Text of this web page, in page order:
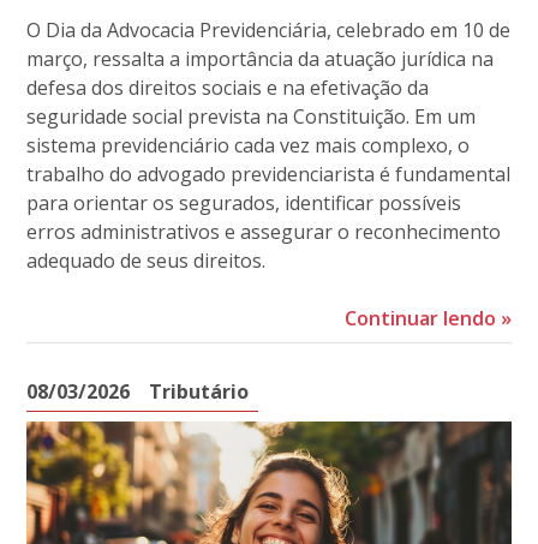
O Dia da Advocacia Previdenciária, celebrado em 10 de
março, ressalta a importância da atuação jurídica na
defesa dos direitos sociais e na efetivação da
seguridade social prevista na Constituição. Em um
sistema previdenciário cada vez mais complexo, o
trabalho do advogado previdenciarista é fundamental
para orientar os segurados, identificar possíveis
erros administrativos e assegurar o reconhecimento
adequado de seus direitos.
Continuar lendo »
08/03/2026 Tributário